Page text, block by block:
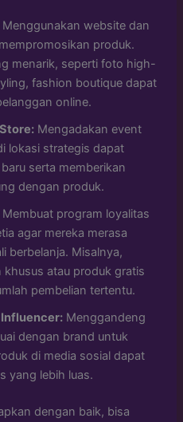
Menggunakan website dan
produk.
menarik, seperti foto high-
fashion boutique dapat
online.
Mengadakan event
lokasi strategis dapat
serta memberikan
dengan produk.
Membuat program loyalitas
agar mereka merasa
berbelanja. Misalnya,
atau produk gratis
pembelian tertentu.
Influencer: Menggandeng
dengan brand untuk
di media sosial dapat
yang lebih luas.
dengan baik, bisa